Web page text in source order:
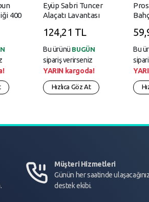
400
Eyüp Sabri Tuncer
Alaçatı Lavantası
Sabun Doğal
Zeytinyağlı
124,21 TL
Bu ürünü BUGÜN
sipariş verirseniz
YARIN kargoda!
Hızlıca Göz At
Bu
Müşteri Hizmetleri
Günün her saatinde
destek ekibi.